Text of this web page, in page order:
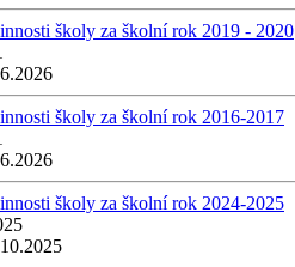
školy za školní rok 2019 - 2020
školy za školní rok 2016-2017
školy za školní rok 2024-2025